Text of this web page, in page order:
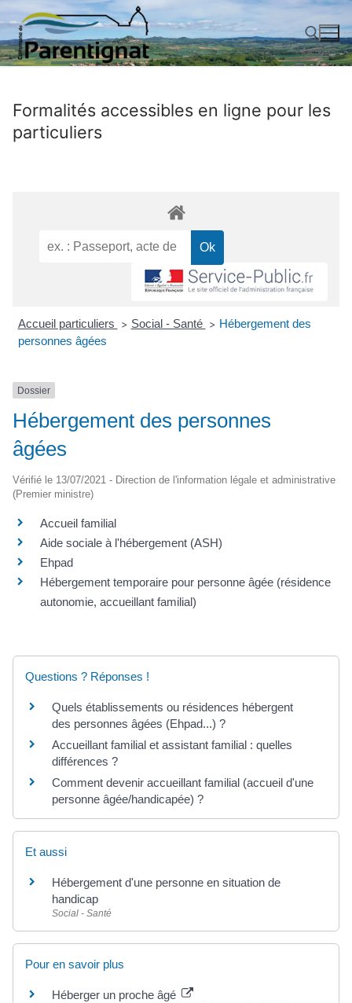
Aller
contenu
Formalités accessibles en ligne pour les
particuliers
Accueil particuliers > Social - Santé > Hébergement des
personnes âgées
Dossier
Hébergement des personnes
âgées
Vérifié le 13/07/2021 - Direction de l'information légale et administrative
(Premier ministre)
Accueil familial
Aide sociale à l'hébergement (ASH)
Ehpad
Hébergement temporaire pour personne âgée (résidence
autonomie, accueillant familial)
Questions ? Réponses !
Quels établissements ou résidences hébergent
des personnes âgées (Ehpad...) ?
Accueillant familial et assistant familial : quelles
différences ?
Comment devenir accueillant familial (accueil d'une
personne âgée/handicapée) ?
Et aussi
Hébergement d'une personne en situation de
handicap
Social - Santé
Pour en savoir plus
Héberger un proche âgé